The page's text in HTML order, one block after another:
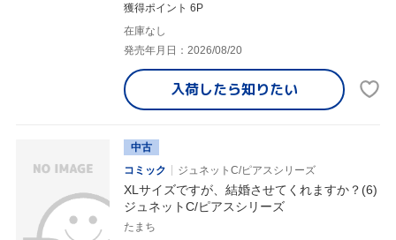
獲得ポイント 6P
在庫なし
発売年月日：2026/08/20
入荷したら知りたい
中古
コミック
ジュネットC/ピアスシリーズ
XLサイズですが、結婚させてくれますか？(6)
ジュネットC/ピアスシリーズ
たまち